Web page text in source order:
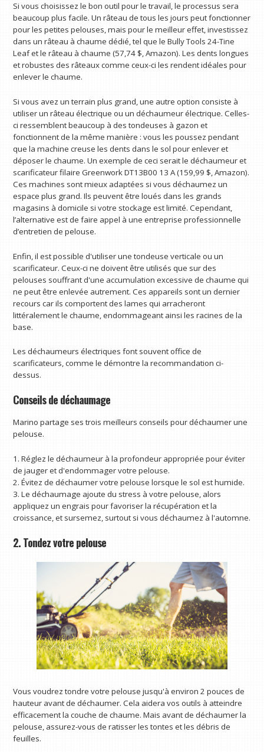
Si vous choisissez le bon outil pour le travail, le processus sera
beaucoup plus facile. Un râteau de tous les jours peut fonctionner
pour les petites pelouses, mais pour le meilleur effet, investissez
dans un râteau à chaume dédié, tel que le Bully Tools 24-Tine
Leaf et le râteau à chaume (57,74 $, Amazon). Les dents longues
et robustes des râteaux comme ceux-ci les rendent idéales pour
enlever le chaume.
Si vous avez un terrain plus grand, une autre option consiste à
utiliser un râteau électrique ou un déchaumeur électrique. Celles-
ci ressemblent beaucoup à des tondeuses à gazon et
fonctionnent de la même manière : vous les poussez pendant
que la machine creuse les dents dans le sol pour enlever et
déposer le chaume. Un exemple de ceci serait le déchaumeur et
scarificateur filaire Greenwork DT13B00 13 A (159,99 $, Amazon).
Ces machines sont mieux adaptées si vous déchaumez un
espace plus grand. Ils peuvent être loués dans les grands
magasins à domicile si votre stockage est limité. Cependant,
l’alternative est de faire appel à une entreprise professionnelle
d’entretien de pelouse.
Enfin, il est possible d'utiliser une tondeuse verticale ou un
scarificateur. Ceux-ci ne doivent être utilisés que sur des
pelouses souffrant d'une accumulation excessive de chaume qui
ne peut être enlevée autrement. Ces appareils sont un dernier
recours car ils comportent des lames qui arracheront
littéralement le chaume, endommageant ainsi les racines de la
base.
Les déchaumeurs électriques font souvent office de
scarificateurs, comme le démontre la recommandation ci-
dessus.
Conseils de déchaumage
Marino partage ses trois meilleurs conseils pour déchaumer une
pelouse.
1. Réglez le déchaumeur à la profondeur appropriée pour éviter
de jauger et d'endommager votre pelouse.
2. Évitez de déchaumer votre pelouse lorsque le sol est humide.
3. Le déchaumage ajoute du stress à votre pelouse, alors
appliquez un engrais pour favoriser la récupération et la
croissance, et sursemez, surtout si vous déchaumez à l'automne.
2. Tondez votre pelouse
Vous voudrez tondre votre pelouse jusqu'à environ 2 pouces de
hauteur avant de déchaumer. Cela aidera vos outils à atteindre
efficacement la couche de chaume. Mais avant de déchaumer la
pelouse, assurez-vous de ratisser les tontes et les débris de
feuilles.